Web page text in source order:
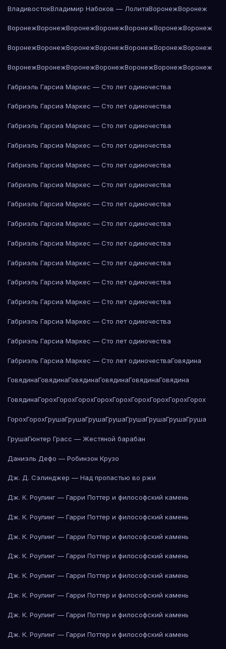
ВладивостокВладимир Набоков — ЛолитаВоронежВоронеж
ВоронежВоронежВоронежВоронежВоронежВоронежВоронеж
ВоронежВоронежВоронежВоронежВоронежВоронежВоронеж
ВоронежВоронежВоронежВоронежВоронежВоронежВоронеж
Габриэль Гарсиа Маркес — Сто лет одиночества
Габриэль Гарсиа Маркес — Сто лет одиночества
Габриэль Гарсиа Маркес — Сто лет одиночества
Габриэль Гарсиа Маркес — Сто лет одиночества
Габриэль Гарсиа Маркес — Сто лет одиночества
Габриэль Гарсиа Маркес — Сто лет одиночества
Габриэль Гарсиа Маркес — Сто лет одиночества
Габриэль Гарсиа Маркес — Сто лет одиночества
Габриэль Гарсиа Маркес — Сто лет одиночества
Габриэль Гарсиа Маркес — Сто лет одиночества
Габриэль Гарсиа Маркес — Сто лет одиночества
Габриэль Гарсиа Маркес — Сто лет одиночества
Габриэль Гарсиа Маркес — Сто лет одиночества
Габриэль Гарсиа Маркес — Сто лет одиночества
Габриэль Гарсиа Маркес — Сто лет одиночестваГовядина
ГовядинаГовядинаГовядинаГовядинаГовядинаГовядина
ГовядинаГорохГорохГорохГорохГорохГорохГорохГорохГорох
ГорохГорохГрушаГрушаГрушаГрушаГрушаГрушаГрушаГруша
ГрушаГюнтер Грасс — Жестяной барабан
Даниэль Дефо — Робинзон Крузо
Дж. Д. Сэлинджер — Над пропастью во ржи
Дж. К. Роулинг — Гарри Поттер и философский камень
Дж. К. Роулинг — Гарри Поттер и философский камень
Дж. К. Роулинг — Гарри Поттер и философский камень
Дж. К. Роулинг — Гарри Поттер и философский камень
Дж. К. Роулинг — Гарри Поттер и философский камень
Дж. К. Роулинг — Гарри Поттер и философский камень
Дж. К. Роулинг — Гарри Поттер и философский камень
Дж. К. Роулинг — Гарри Поттер и философский камень